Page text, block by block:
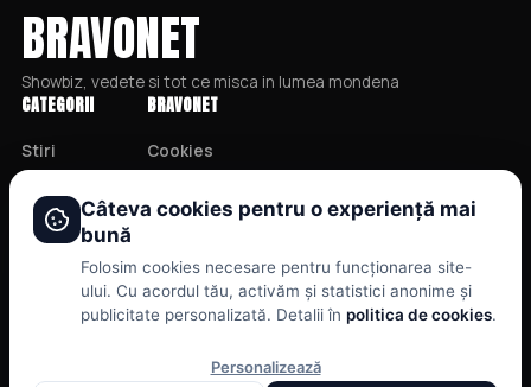
BRAVONET
Showbiz, vedete si tot ce misca in lumea mondena
CATEGORII
Stiri
Publicitate
Lifestyle
Health & Beauty
Casa si Gradina
BRAVONET
Cookies
Politica De Confidentialitate
Termeni și Condiții
Câteva cookies pentru o experiență mai
bună
Folosim cookies necesare pentru funcționarea site-
ului. Cu acordul tău, activăm și statistici anonime și
publicitate personalizată. Detalii în politica de cookies.
Personalizează